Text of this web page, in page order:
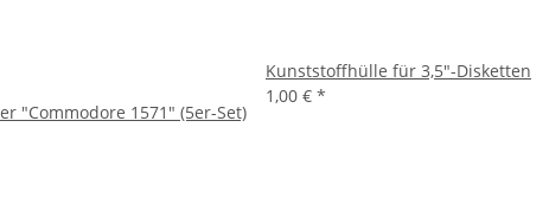
"Commodore 1571" (5er-Set)
Kunststoffhülle für 3,5"-Disketten
1,00 € *